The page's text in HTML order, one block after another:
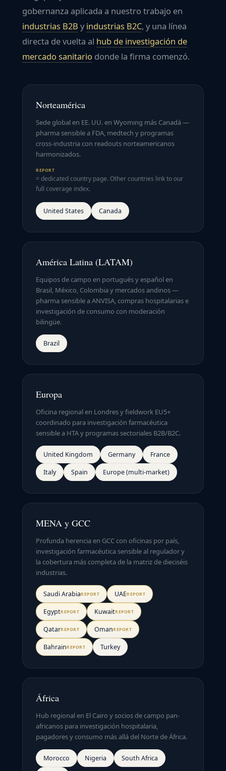
gobernanza aplicada a nuestro trabajo en
industrias B2B yindustrias B2C, y una línea
directa de vuelta al hub de investigación de
mercado sanitario donde la firma comenzó.
Norteamérica
Sede global en EE. UU. en Wyoming más Canadá —
pharma sensible a FDA, medtech y programas
cross-industria con readouts norteamericanos
harmonizados.
REPORT
= dedicated country page. Other countries link to our
full coverage index.
United States Canada
América Latina (LATAM)
Equipos de campo en portugués y español en
Brasil, México, Colombia y mercados andinos —
pharma sensible a ANVISA, compras hospitalarias e
investigación de consumo con moderación
bilingüe.
Brazil
Europa
Oficina regional en Londres y fieldwork EU5+
coordinado para investigación farmacéutica
sensible a HTA y programas sectoriales B2B/B2C.
United Kingdom Germany France
Italy Spain Europe (multi-market)
MENA y GCC
Profunda herencia en GCC con oficinas por país,
investigación farmacéutica sensible al regulador y
la cobertura más completa de la matriz de dieciséis
industrias.
Saudi ArabiaREPORT UAEREPORT
EgyptREPORT KuwaitREPORT
QatarREPORT OmanREPORT
BahrainREPORT Turkey
África
Hub regional en El Cairo y socios de campo pan-
africanos para investigación hospitalaria,
pagadores y consumo más allá del Norte de África.
Morocco Nigeria South Africa